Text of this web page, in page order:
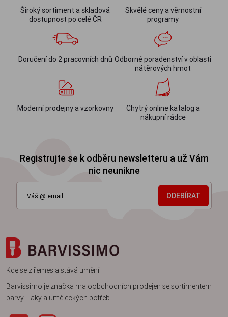
Široký sortiment a skladová
dostupnost po celé ČR
Skvělé ceny a věrnostní
programy
Doručení do 2 pracovních dnů Odborné poradenství v oblasti
nátěrových hmot
Moderní prodejny a vzorkovny
Chytrý online katalog a
nákupní rádce
Registrujte se k odběru newsletteru a už Vám
nic neunikne
ODEBÍRAT
Kde se z řemesla stává umění
Barvissimo je značka maloobchodních prodejen se sortimentem
barvy - laky a uměleckých potřeb.